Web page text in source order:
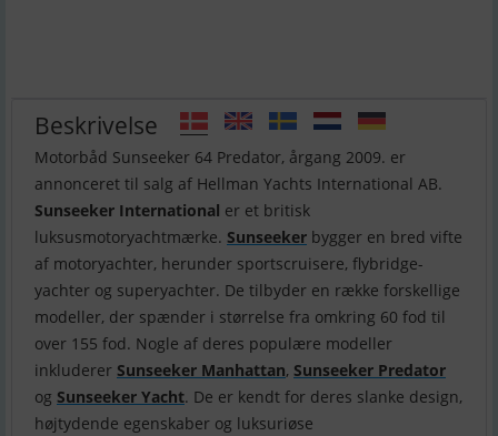
Beskrivelse
Motorbåd Sunseeker 64 Predator, årgang 2009. er
Sunseeker International er et britisk
luksusmotoryachtmærke. Sunseeker bygger en bred vifte
af motoryachter, herunder sportscruisere, flybridge-
yachter og superyachter. De tilbyder en række forskellige
modeller, der spænder i størrelse fra omkring 60 fod til
over 155 fod. Nogle af deres populære modeller
inkluderer Sunseeker Manhattan, Sunseeker Predator
og Sunseeker Yacht. De er kendt for deres slanke design,
højtydende egenskaber og luksuriøse